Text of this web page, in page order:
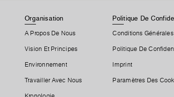
Organisation
A Propos De Nous
Vision Et Principes
Environnement
Travailler Avec Nous
Politique De
Conditions Générales
Politique De
Imprint
Paramètres Des